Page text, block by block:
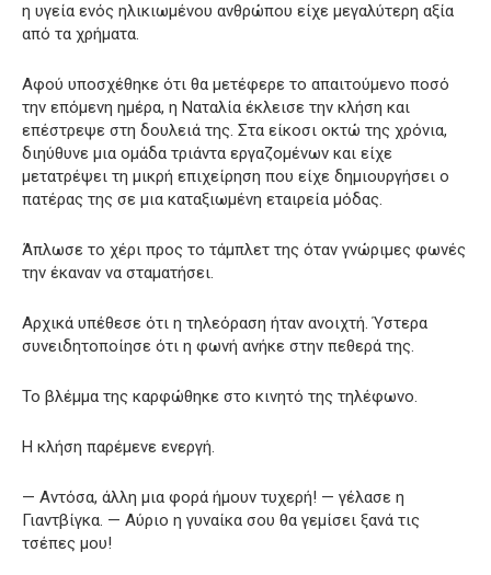
η υγεία ενός ηλικιωμένου ανθρώπου είχε μεγαλύτερη αξία
από τα χρήματα.
Αφού υποσχέθηκε ότι θα μετέφερε το απαιτούμενο ποσό
την επόμενη ημέρα, η Ναταλία έκλεισε την κλήση και
επέστρεψε στη δουλειά της. Στα είκοσι οκτώ της χρόνια,
διηύθυνε μια ομάδα τριάντα εργαζομένων και είχε
μετατρέψει τη μικρή επιχείρηση που είχε δημιουργήσει ο
πατέρας της σε μια καταξιωμένη εταιρεία μόδας.
Άπλωσε το χέρι προς το τάμπλετ της όταν γνώριμες φωνές
την έκαναν να σταματήσει.
Αρχικά υπέθεσε ότι η τηλεόραση ήταν ανοιχτή. Ύστερα
συνειδητοποίησε ότι η φωνή ανήκε στην πεθερά της.
Το βλέμμα της καρφώθηκε στο κινητό της τηλέφωνο.
Η κλήση παρέμενε ενεργή.
— Αντόσα, άλλη μια φορά ήμουν τυχερή! — γέλασε η
Γιαντβίγκα. — Αύριο η γυναίκα σου θα γεμίσει ξανά τις
τσέπες μου!